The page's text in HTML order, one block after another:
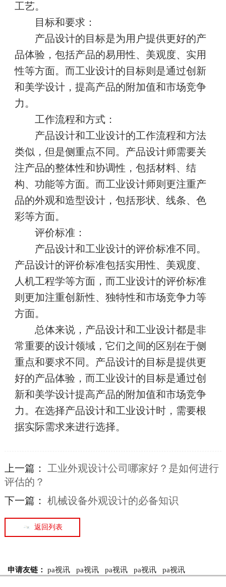
工艺。
目标和要求：
产品设计的目标是为用户提供更好的产
品体验，包括产品的易用性、美观度、实用
性等方面。而工业设计的目标则是通过创新
和美学设计，提高产品的附加值和市场竞争
力。
工作流程和方式：
产品设计和工业设计的工作流程和方法
类似，但是侧重点不同。产品设计师需要关
注产品的整体性和协调性，包括材料、结
构、功能等方面。而工业设计师则更注重产
品的外观和造型设计，包括形状、线条、色
彩等方面。
评价标准：
产品设计和工业设计的评价标准不同。
产品设计的评价标准包括实用性、美观度、
人机工程学等方面，而工业设计的评价标准
则更加注重创新性、独特性和市场竞争力等
方面。
总体来说，产品设计和工业设计都是非
常重要的设计领域，它们之间的区别在于侧
重点和要求不同。产品设计的目标是提供更
好的产品体验，而工业设计的目标是通过创
新和美学设计提高产品的附加值和市场竞争
力。在选择产品设计和工业设计时，需要根
据实际需求来进行选择。
上一篇： 工业外观设计公司哪家好？是如何进行
评估的？
下一篇： 机械设备外观设计的必备知识
返回列表
申请友链： pa视讯 pa视讯 pa视讯 pa视讯 pa视讯